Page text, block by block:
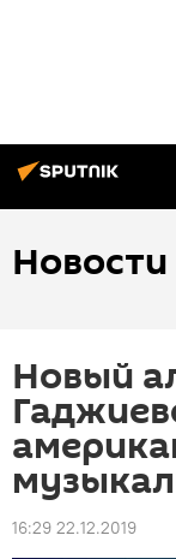
Новости
Новый
16:29 22.12.2019